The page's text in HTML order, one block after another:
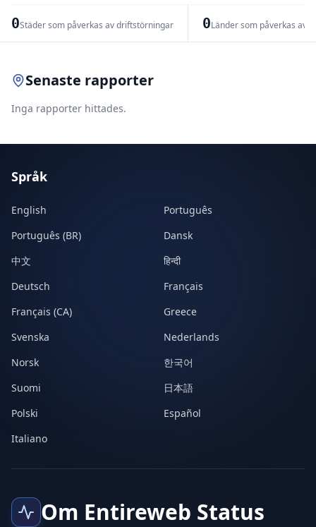
0Städer som påverkas av driftstörningar 0Länder som påverkas av
Senaste rapporter
Inga rapporter hittades.
Språk
English
Português
Português (BR)
Dansk
中文
हिन्दी
Deutsch
Français
Français (CA)
Greece
Svenska
Nederlands
Norsk
한국어
Suomi
日本語
Polski
Español
Italiano
Om Entireweb Status